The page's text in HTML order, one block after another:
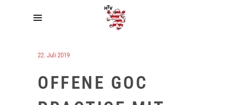
22. Juli 2019
OFFENE GOC